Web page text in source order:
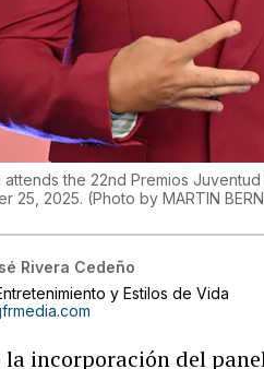
the 22nd Premios
25, 2025. (Photo by MARTIN
Rivera Cedeño
y Estilos de Vida
la incorporación del